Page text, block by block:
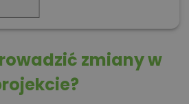
zmiany w